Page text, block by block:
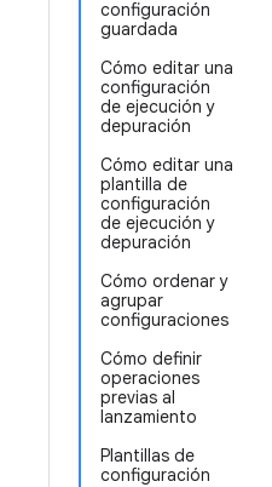
configuración
guardada
Cómo editar una
configuración
de ejecución y
depuración
Cómo editar una
plantilla de
configuración
de ejecución y
depuración
Cómo ordenar y
agrupar
configuraciones
Cómo definir
operaciones
previas al
lanzamiento
Plantillas de
configuración